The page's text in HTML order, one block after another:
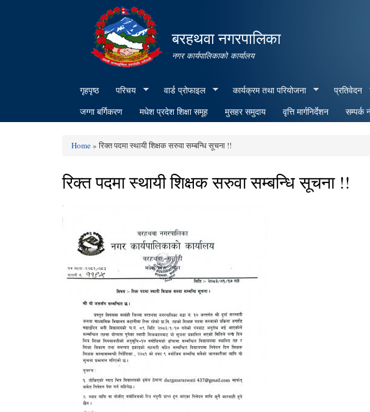
बरहथवा नगरपालिका
नगर कार्यपालिकाको कार्यालय
गृहपृष्ठ परिचय वार्ड प्रोफाइल कार्यक्रम तथा परियोजना प्रतिवेदन
जग्गा बर्गिकरण
मधेश प्रदेश शिक्षा समूह मुसहर समुदाय वृत्ति मार्गनिर्देशन सम्पर्क
Home» रिक्त पदमा स्थायी शिक्षक सरुवा सम्बन्धि सूचना !!
रिक्त पदमा स्थायी शिक्षक सरुवा सम्बन्धि सूचना !!